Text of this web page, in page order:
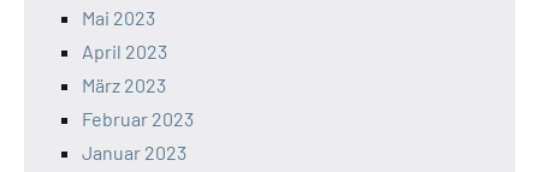
Mai 2023
April 2023
März 2023
Februar 2023
Januar 2023